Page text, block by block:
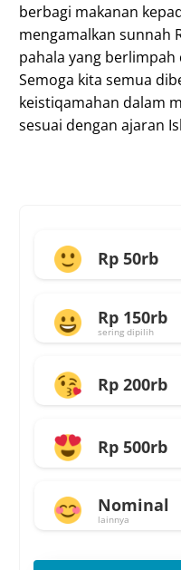
berbagi makanan
mengamalkan sunnah
pahala yang berlimpah
Semoga kita semua
keistiqamahan dalam
sesuai dengan ajaran
Rp 50rb
Rp 150rb
sering dipilih
Rp 200rb
Rp 500rb
Nominal
lainnya